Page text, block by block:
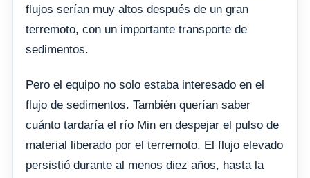
flujos serían muy altos después de un gran
terremoto, con un importante transporte de
sedimentos.
Pero el equipo no solo estaba interesado en el
flujo de sedimentos. También querían saber
cuánto tardaría el río Min en despejar el pulso de
material liberado por el terremoto. El flujo elevado
persistió durante al menos diez años, hasta la